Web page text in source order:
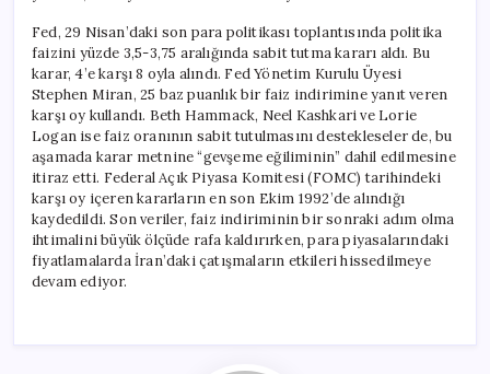
Fed, 29 Nisan’daki son para politikası toplantısında politika
faizini yüzde 3,5-3,75 aralığında sabit tutma kararı aldı. Bu
karar, 4’e karşı 8 oyla alındı. Fed Yönetim Kurulu Üyesi
Stephen Miran, 25 baz puanlık bir faiz indirimine yanıt veren
karşı oy kullandı. Beth Hammack, Neel Kashkari ve Lorie
Logan ise faiz oranının sabit tutulmasını destekleseler de, bu
aşamada karar metnine “gevşeme eğiliminin” dahil edilmesine
itiraz etti. Federal Açık Piyasa Komitesi (FOMC) tarihindeki
karşı oy içeren kararların en son Ekim 1992’de alındığı
kaydedildi. Son veriler, faiz indiriminin bir sonraki adım olma
ihtimalini büyük ölçüde rafa kaldırırken, para piyasalarındaki
fiyatlamalarda İran’daki çatışmaların etkileri hissedilmeye
devam ediyor.